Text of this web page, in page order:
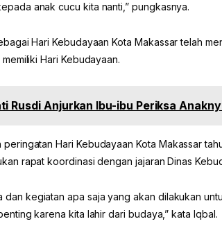
anak cucu kita nanti,” pungkasnya.
Hari Kebudayaan Kota Makassar telah
Hari Kebudayaan.
Rusdi Anjurkan Ibu-ibu Periksa
Hari Kebudayaan Kota Makassar
rapat koordinasi dengan jajaran Dinas
dan kegiatan apa saja yang akan dilakukan
karena kita lahir dari budaya,” kata Iqbal.